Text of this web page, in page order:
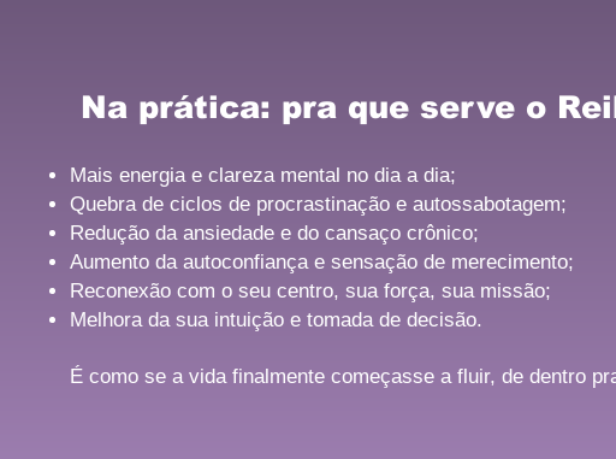
Na prática: pra que serve o
Mais energia e clareza mental no dia a dia;
Quebra de ciclos de procrastinação e autossabotagem;
Redução da ansiedade e do cansaço crônico;
Aumento da autoconfiança e sensação de merecimento;
Reconexão com o seu centro, sua força, sua missão;
Melhora da sua intuição e tomada de decisão.
É como se a vida finalmente começasse a fluir, de dentro